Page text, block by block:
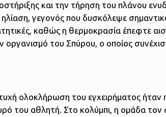
και την τήρηση του πλάνου
γεγονός που δυσκόλεψε
καθώς η θερμοκρασία έπεφτε
οργανισμό του Σπύρου, ο οποίος
ολοκλήρωση του εγχειρήματος
του αθλητή. Στο κολύμπι, η ομάδα τον